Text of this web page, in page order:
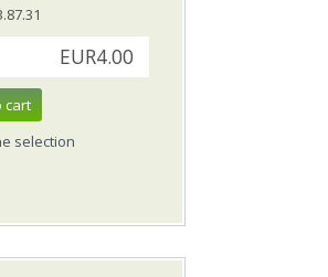
EUR4.00
cart
selection